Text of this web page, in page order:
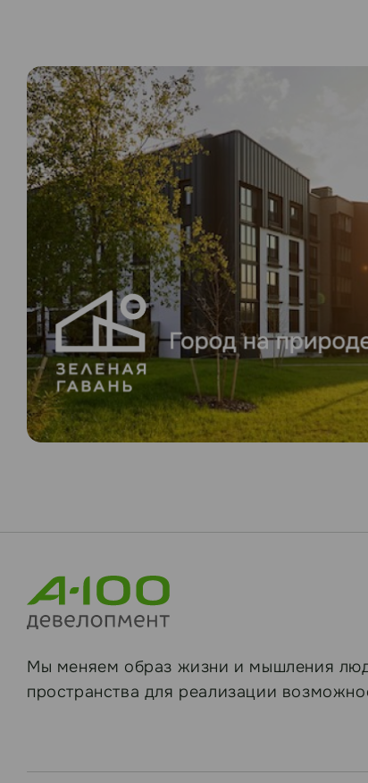
Мы меняем образ жизни и мышления
пространства для реализации